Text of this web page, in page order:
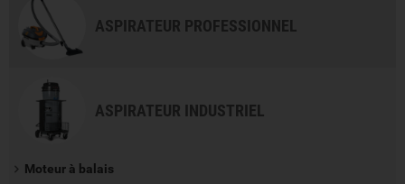
ASPIRATEUR PROFESSIONNEL
ASPIRATEUR INDUSTRIEL
Moteur à balais